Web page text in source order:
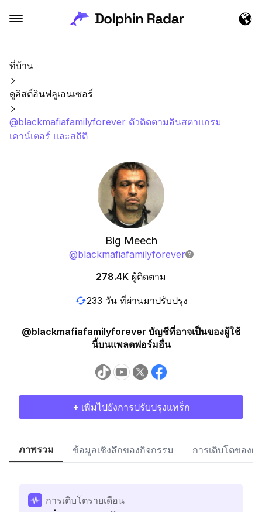
ที่บ้าน
ดูลิสต์อินฟลูเอนเซอร์
@blackmafiafamilyforever ตัวติดตามอินสตาแกรม
เคาน์เตอร์ และสถิติ
Big Meech
@blackmafiafamilyforever
278.4K ผู้ติดตาม
233 วัน ที่ผ่านมาปรับปรุง
@blackmafiafamilyforever บัญชีที่อาจเป็นของผู้ใช้
นี้บนแพลตฟอร์มอื่น
+ เพิ่มไปยังการปรับปรุงแทร็ก
ภาพรวม ข้อมูลเชิงลึกของกิจกรรม การเติบโตของผู้
การเติบโตรายเดือน